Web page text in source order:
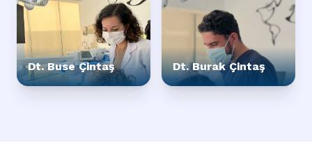
Dt. Buse Çintaş Dt. Burak Çintaş